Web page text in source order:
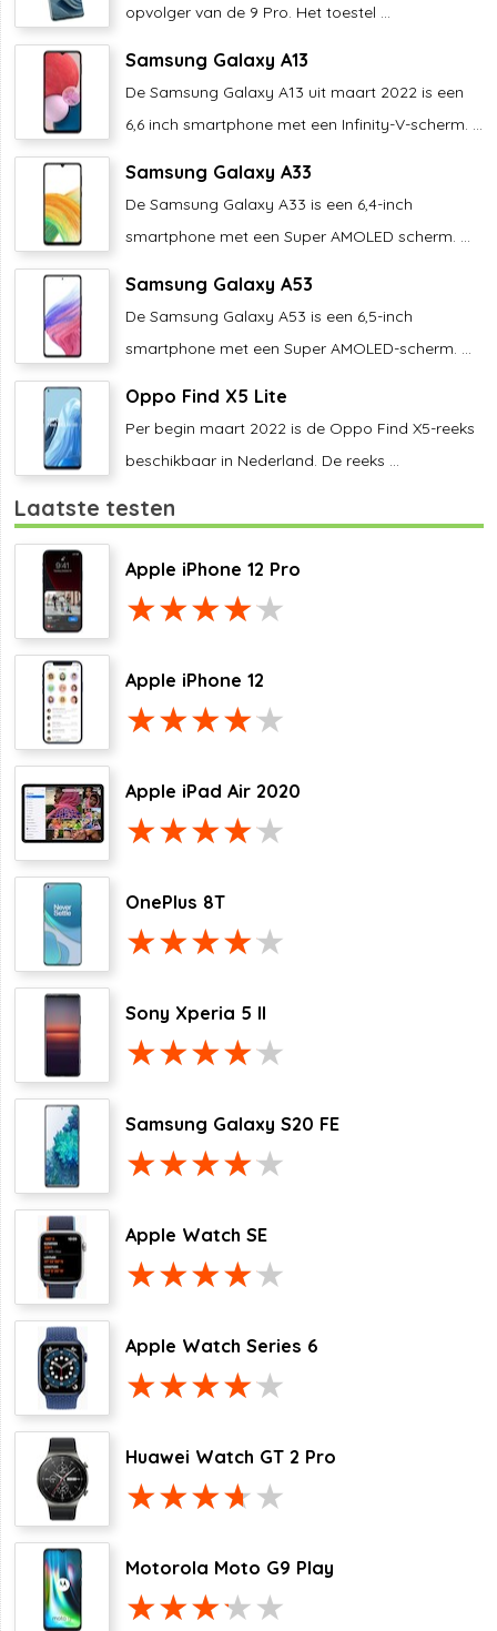
opvolger van de 9 Pro. Het toestel ...
Samsung Galaxy A13
De Samsung Galaxy A13 uit maart 2022 is een
6,6 inch smartphone met een Infinity-V-scherm. ...
Samsung Galaxy A33
De Samsung Galaxy A33 is een 6,4-inch
smartphone met een Super AMOLED scherm. ...
Samsung Galaxy A53
De Samsung Galaxy A53 is een 6,5-inch
smartphone met een Super AMOLED-scherm. ...
Oppo Find X5 Lite
Per begin maart 2022 is de Oppo Find X5-reeks
beschikbaar in Nederland. De reeks ...
Laatste testen
Apple iPhone 12 Pro
Apple iPhone 12
Apple iPad Air 2020
OnePlus 8T
Sony Xperia 5 II
Samsung Galaxy S20 FE
Apple Watch SE
Apple Watch Series 6
Huawei Watch GT 2 Pro
Motorola Moto G9 Play